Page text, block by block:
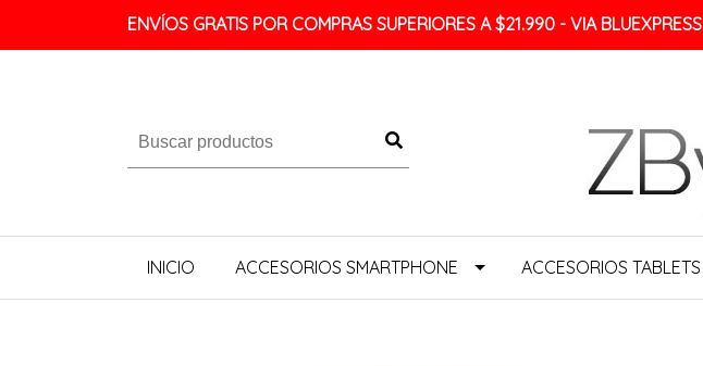
ENVÍOS GRATIS POR COMPRAS SUPERIORES A $21.990 - VIA BLUEXPRESS
INICIO ACCESORIOS SMARTPHONE ACCESORIOS TABLETS